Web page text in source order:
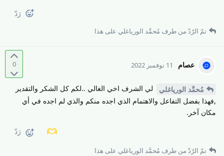
رَدّ
تمّ الرّدّ من طرف مُحمَّد الورياغلي على هذا
0 عصام 11 نوفمبر 2022
مُحمَّد الورياغلي
لي الشرف اخي الغالي ..لكم كل الشكر والتقدير
,فهذا بفضل التفاعل والاهتمام الذي اجده منكم والذي لم اجده في أي
مكان آخر.
رَدّ
تمّ الرّدّ من طرف مُحمَّد الورياغلي على هذا